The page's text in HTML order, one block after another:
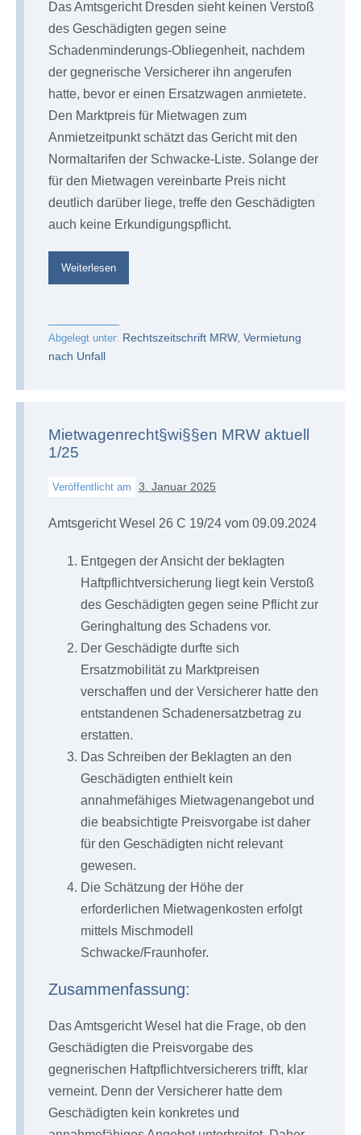
Das Amtsgericht Dresden sieht keinen Verstoß
des Geschädigten gegen seine
Schadenminderungs-Obliegenheit, nachdem
der gegnerische Versicherer ihn angerufen
hatte, bevor er einen Ersatzwagen anmietete.
Den Marktpreis für Mietwagen zum
Anmietzeitpunkt schätzt das Gericht mit den
Normaltarifen der Schwacke-Liste. Solange der
für den Mietwagen vereinbarte Preis nicht
deutlich darüber liege, treffe den Geschädigten
auch keine Erkundigungspflicht.
WeiterlesenMietwagenrecht§wi§§en
aktuell
Abgelegt unter: Rechtszeitschrift MRW, Vermietung
nach Unfall
Mietwagenrecht§wi§§en MRW aktuell
1/25
Veröffentlicht am 3. Januar 2025
Amtsgericht Wesel 26 C 19/24 vom 09.09.2024
Entgegen der Ansicht der beklagten
Haftpflichtversicherung liegt kein Verstoß
des Geschädigten gegen seine Pflicht zur
Geringhaltung des Schadens vor.
Der Geschädigte durfte sich
Ersatzmobilität zu Marktpreisen
verschaffen und der Versicherer hatte den
entstandenen Schadenersatzbetrag zu
erstatten.
Das Schreiben der Beklagten an den
Geschädigten enthielt kein
annahmefähiges Mietwagenangebot und
die beabsichtigte Preisvorgabe ist daher
für den Geschädigten nicht relevant
gewesen.
Die Schätzung der Höhe der
erforderlichen Mietwagenkosten erfolgt
mittels Mischmodell
Schwacke/Fraunhofer.
Zusammenfassung:
Das Amtsgericht Wesel hat die Frage, ob den
Geschädigten die Preisvorgabe des
gegnerischen Haftpflichtversicherers trifft, klar
verneint. Denn der Versicherer hatte dem
Geschädigten kein konkretes und